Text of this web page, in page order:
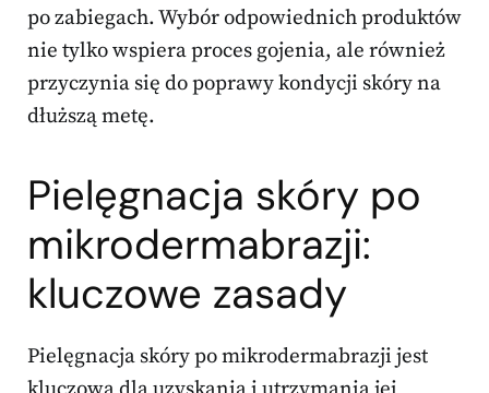
po zabiegach. Wybór odpowiednich produktów
nie tylko wspiera proces gojenia, ale również
przyczynia się do poprawy kondycji skóry na
dłuższą metę.
Pielęgnacja skóry po
mikrodermabrazji:
kluczowe zasady
Pielęgnacja skóry po mikrodermabrazji jest